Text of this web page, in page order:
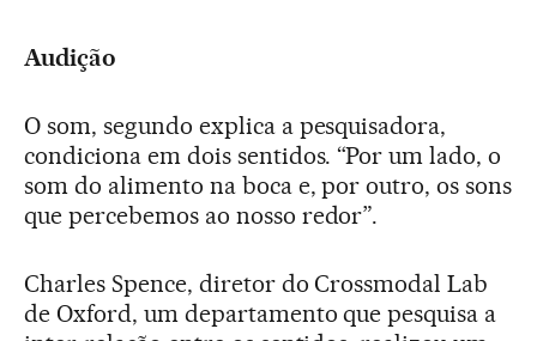
Audição
O som, segundo explica a pesquisadora,
condiciona em dois sentidos. “Por um lado, o
som do alimento na boca e, por outro, os sons
que percebemos ao nosso redor”.
Charles Spence, diretor do Crossmodal Lab
de Oxford, um departamento que pesquisa a